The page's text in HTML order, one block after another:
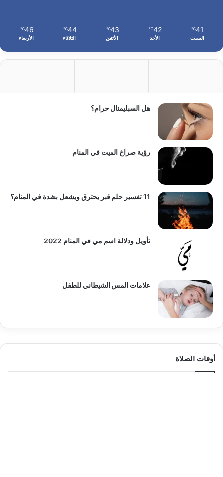
41
℃
السبت
42
℃
الأحد
43
℃
الأثنين
44
℃
الثلاثاء
46
℃
الأربعاء
هل السبليمنال حرام؟
رؤية صراخ الميت في المنام
11 تفسير حلم قبر يحترق ويشعل بشدة في المنام؟
تأويل ودلالة اسم مي في المنام 2022
علامات المس الشيطاني للطفل
أوقات الصلاة